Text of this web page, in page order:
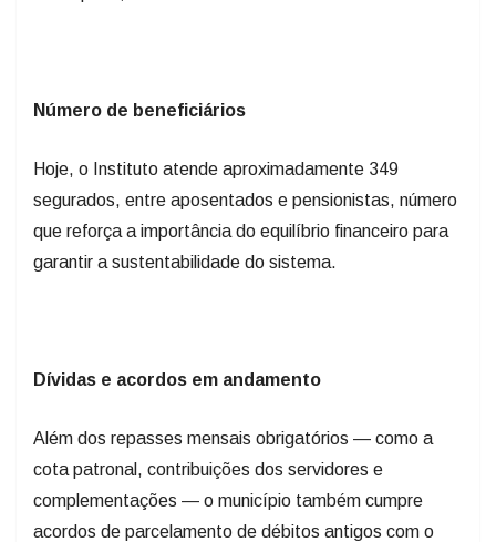
Número de beneficiários
Hoje, o Instituto atende aproximadamente 349
segurados, entre aposentados e pensionistas, número
que reforça a importância do equilíbrio financeiro para
garantir a sustentabilidade do sistema.
Dívidas e acordos em andamento
Além dos repasses mensais obrigatórios — como a
cota patronal, contribuições dos servidores e
complementações — o município também cumpre
acordos de parcelamento de débitos antigos com o